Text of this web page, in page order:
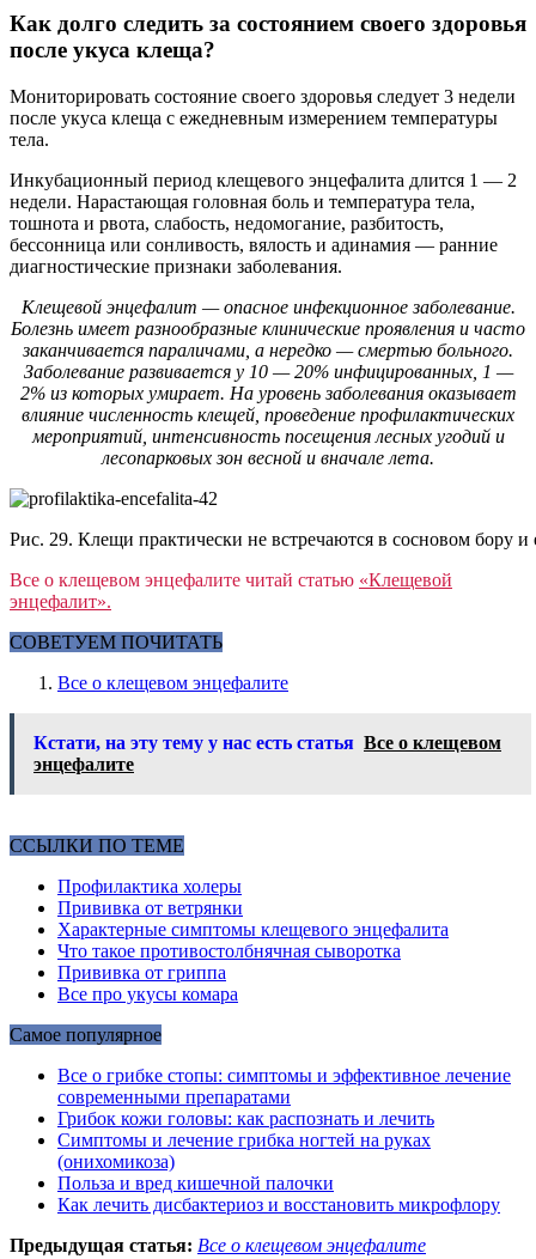
Как долго следить за состоянием своего здоровья
после укуса клеща?
Мониторировать состояние своего здоровья следует 3 недели
после укуса клеща с ежедневным измерением температуры
тела.
Инкубационный период клещевого энцефалита длится 1 — 2
недели. Нарастающая головная боль и температура тела,
тошнота и рвота, слабость, недомогание, разбитость,
бессонница или сонливость, вялость и адинамия — ранние
диагностические признаки заболевания.
Клещевой энцефалит — опасное инфекционное заболевание.
Болезнь имеет разнообразные клинические проявления и часто
заканчивается параличами, а нередко — смертью больного.
Заболевание развивается у 10 — 20% инфицированных, 1 —
2% из которых умирает. На уровень заболевания оказывает
влияние численность клещей, проведение профилактических
мероприятий, интенсивность посещения лесных угодий и
лесопарковых зон весной и вначале лета.
Рис. 29. Клещи практически не встречаются в сосновом бору и
Все о клещевом энцефалите читай статью «Клещевой
энцефалит».
СОВЕТУЕМ ПОЧИТАТЬ
Все о клещевом энцефалите
Кстати, на эту тему у нас есть статья Все о клещевом
энцефалите
ССЫЛКИ ПО ТЕМЕ
Профилактика холеры
Прививка от ветрянки
Характерные симптомы клещевого энцефалита
Что такое противостолбнячная сыворотка
Прививка от гриппа
Все про укусы комара
Самое популярное
Все о грибке стопы: симптомы и эффективное лечение
современными препаратами
Грибок кожи головы: как распознать и лечить
Симптомы и лечение грибка ногтей на руках
(онихомикоза)
Польза и вред кишечной палочки
Как лечить дисбактериоз и восстановить микрофлору
Предыдущая статья: Все о клещевом энцефалите